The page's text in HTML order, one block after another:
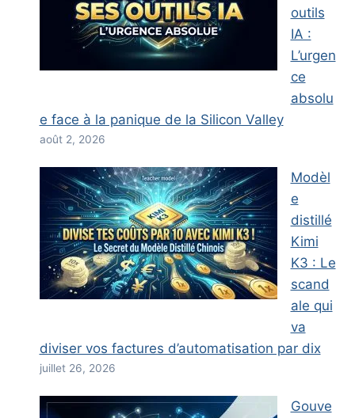
outils
IA :
L’urgen
ce
absolu
e face à la panique de la Silicon Valley
août 2, 2026
Modèl
e
distillé
Kimi
K3 : Le
scand
ale qui
va
diviser vos factures d’automatisation par dix
juillet 26, 2026
Gouve